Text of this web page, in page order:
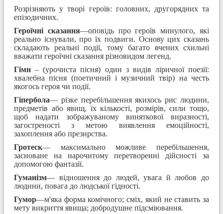
Розрізняють у творі героїв: головних, другорядних та
епізодичних.
Героїчні сказання—оповідь про героїв минулого, які
реально існували, про їх подвиги. Основу цих сказань
складають реальні події, тому багато вчених схильні
вважати героїчні сказання різновидом легенд.
Гімн – (урочиста пісня) один з видів ліричної поезії:
хвалебна пісня (поетичний і музичний твір) на честь
якогось героя чи події.
Гіпербола— різке перебільшення якихось рис людини,
предметів або явищ, їх кількості, розмірів, сили тощо,
щоб надати зображуваному виняткової виразності,
загостреності з метою виявлення емоційності,
захоплення або презирства.
Гротеск— максимально можливе перебільшення,
засноване на нарочитому перетворенні дійсності за
допомогою фантазії.
Гуманізм— відношення до людей, увага й любов до
людини, повага до людської гідності.
Гумор—м'яка форма комічного; сміх, який не ставить за
мету викриття явища; добродушне підсміювання.